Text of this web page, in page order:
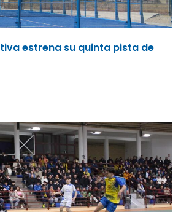
estrena su quinta pista de